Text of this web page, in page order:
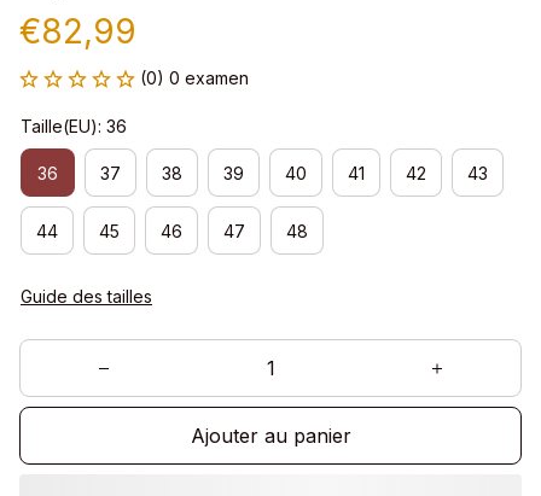
€82,99
(0) 0 examen
Taille(EU): 36
36 37 38 39 40 41 42 43
44 45 46 47 48
Guide des tailles
Ajouter au panier